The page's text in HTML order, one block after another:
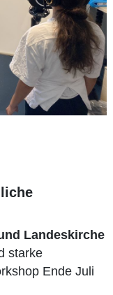
Landeskirche
starke
Ende Juli